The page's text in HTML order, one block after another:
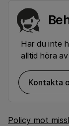
Har du inte
alltid höra av
Kontakta
Policy mot